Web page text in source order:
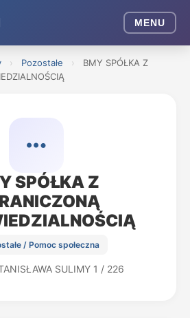
MENU
› Pozostałe ›
BMY SPÓŁKA Z
SPÓŁKA Z
/ Pomoc społeczna
SULIMY 1 / 226